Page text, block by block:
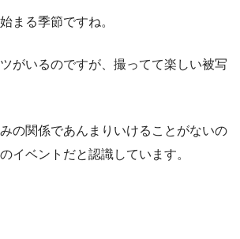
まる季節ですね。
がいるのですが、撮ってて楽しい被写
の関係であんまりいけることがないの
イベントだと認識しています。